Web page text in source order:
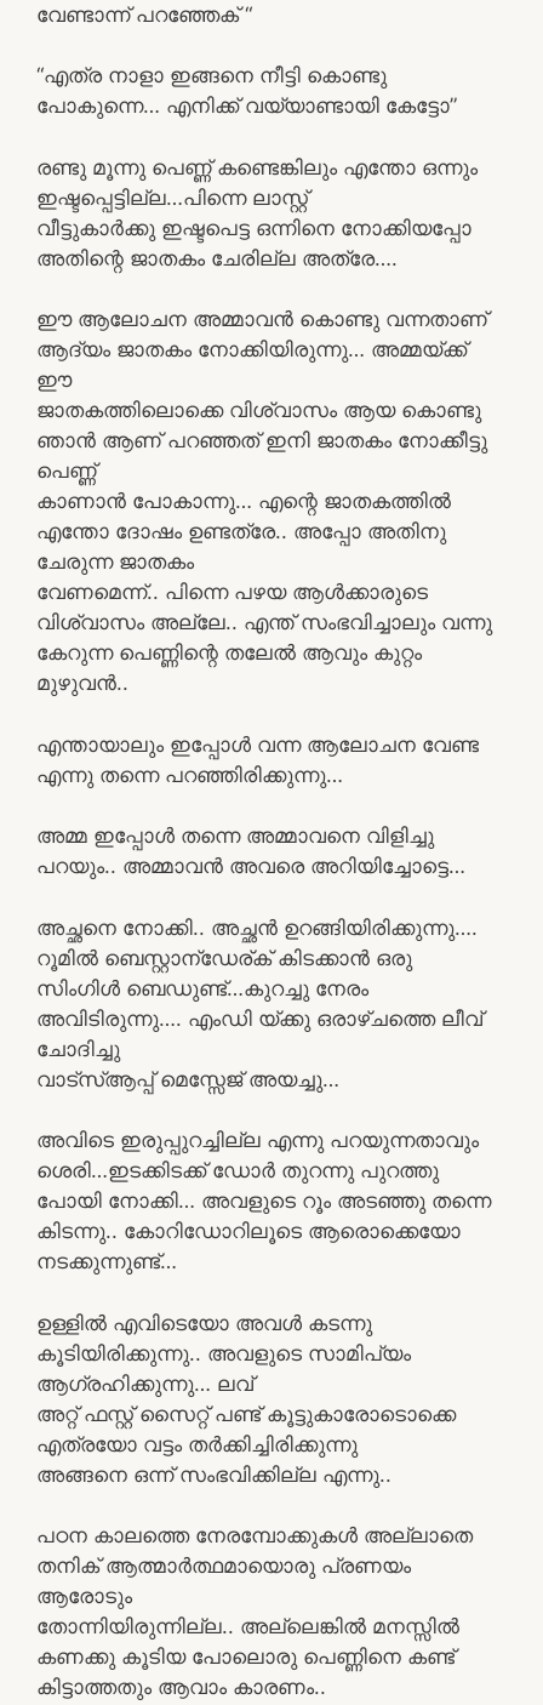
വേണ്ടാന്ന് പറഞ്ഞേക് “
“എത്ര നാളാ ഇങ്ങനെ നീട്ടി കൊണ്ടു
പോകുന്നെ… എനിക്ക് വയ്യാണ്ടായി കേട്ടോ”
രണ്ടു മൂന്നു പെണ്ണ് കണ്ടെങ്കിലും എന്തോ ഒന്നും
ഇഷ്ടപ്പെട്ടില്ല…പിന്നെ ലാസ്റ്റ്
വീട്ടുകാർക്കു ഇഷ്ടപെട്ട ഒന്നിനെ നോക്കിയപ്പോ
അതിന്റെ ജാതകം ചേരില്ല അത്രേ….
ഈ ആലോചന അമ്മാവൻ കൊണ്ടു വന്നതാണ്
ആദ്യം ജാതകം നോക്കിയിരുന്നു… അമ്മയ്ക്ക്
ഈ
ജാതകത്തിലൊക്കെ വിശ്വാസം ആയ കൊണ്ടു
ഞാൻ ആണ്‌ പറഞ്ഞത് ഇനി ജാതകം നോക്കീട്ടു
പെണ്ണ്
കാണാൻ പോകാന്നു… എന്റെ ജാതകത്തിൽ
എന്തോ ദോഷം ഉണ്ടത്രേ.. അപ്പോ അതിനു
ചേരുന്ന ജാതകം
വേണമെന്ന്.. പിന്നെ പഴയ ആൾക്കാരുടെ
വിശ്വാസം അല്ലേ.. എന്ത് സംഭവിച്ചാലും വന്നു
കേറുന്ന പെണ്ണിന്റെ തലേൽ ആവും കുറ്റം
മുഴുവൻ..
എന്തായാലും ഇപ്പോൾ വന്ന ആലോചന വേണ്ട
എന്നു തന്നെ പറഞ്ഞിരിക്കുന്നു…
അമ്മ ഇപ്പോൾ തന്നെ അമ്മാവനെ വിളിച്ചു
പറയും.. അമ്മാവൻ അവരെ അറിയിച്ചോട്ടെ…
അച്ഛനെ നോക്കി.. അച്ഛൻ ഉറങ്ങിയിരിക്കുന്നു….
റൂമിൽ ബെസ്റ്റാന്ഡേര്ക് കിടക്കാൻ ഒരു
സിംഗിൾ ബെഡുണ്ട്…കുറച്ചു നേരം
അവിടിരുന്നു…. എംഡി യ്ക്കു ഒരാഴ്ചത്തെ ലീവ്
ചോദിച്ചു
വാട്സ്ആപ്പ് മെസ്സേജ് അയച്ചു…
അവിടെ ഇരുപ്പുറച്ചില്ല എന്നു പറയുന്നതാവും
ശെരി…ഇടക്കിടക്ക് ഡോർ തുറന്നു പുറത്തു
പോയി നോക്കി… അവളുടെ റൂം അടഞ്ഞു തന്നെ
കിടന്നു.. കോറിഡോറിലൂടെ ആരൊക്കെയോ
നടക്കുന്നുണ്ട്…
ഉള്ളിൽ എവിടെയോ അവൾ കടന്നു
കൂടിയിരിക്കുന്നു.. അവളുടെ സാമിപ്യം
ആഗ്രഹിക്കുന്നു… ലവ്
അറ്റ് ഫസ്റ്റ് സൈറ്റ് പണ്ട് കൂട്ടുകാരോടൊക്കെ
എത്രയോ വട്ടം തർക്കിച്ചിരിക്കുന്നു
അങ്ങനെ ഒന്ന് സംഭവിക്കില്ല എന്നു..
പഠന കാലത്തെ നേരമ്പോക്കുകൾ അല്ലാതെ
തനിക് ആത്മാർത്ഥമായൊരു പ്രണയം
ആരോടും
തോന്നിയിരുന്നില്ല.. അല്ലെങ്കിൽ മനസ്സിൽ
കണക്കു കൂടിയ പോലൊരു പെണ്ണിനെ കണ്ട്
കിട്ടാത്തതും ആവാം കാരണം..